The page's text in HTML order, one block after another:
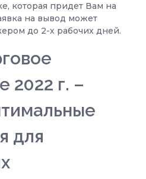
которая придет Вам на
на вывод может
до 2-х рабочих дней.
2022 г. –
для